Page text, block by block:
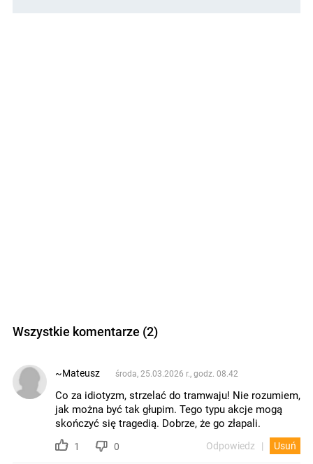
Wszystkie komentarze (2)
~Mateusz środa, 25.03.2026 r., godz. 08.42
Co za idiotyzm, strzelać do tramwaju! Nie rozumiem,
jak można być tak głupim. Tego typu akcje mogą
skończyć się tragedią. Dobrze, że go złapali.
1 0 Odpowiedz Usuń